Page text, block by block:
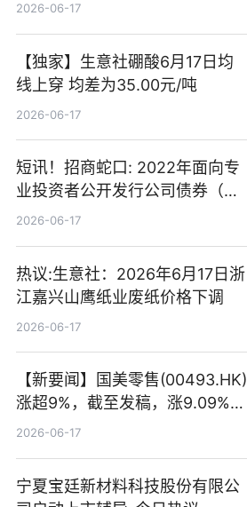
2026-06-17
【独家】生意社硼酸6月17日均
线上穿 均差为35.00元/吨
2026-06-17
短讯！招商蛇口: 2022年面向专
业投资者公开发行公司债券（第
二期）（品种二）2026年付息公
2026-06-17
热议:生意社：2026年6月17日浙
江嘉兴山鹰纸业废纸价格下调
2026-06-17
【新要闻】国美零售(00493.HK)
涨超9%，截至发稿，涨9.09%，
报0.012港元，成交额37.26万港
2026-06-17
宁夏宝廷新材料科技股份有限公